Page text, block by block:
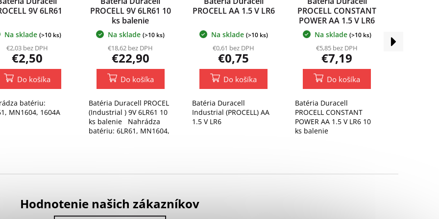
9V 6LR61
Na sklade (>10 ks)
€2,03 bez DPH
€2,50
Do košíka
batériu:
MN1604, 1604A
PROCELL 9V 6LR61 10
ks balenie
Na sklade (>10 ks)
€18,62 bez DPH
€22,90
Do košíka
Batéria Duracell PROCEL
(Industrial ) 9V 6LR61 10
ks balenie Nahrádza
batériu: 6LR61, MN1604,
PROCELL AA 1.5 V LR6
Na sklade (>10 ks)
€0,61 bez DPH
€0,75
Do košíka
Batéria Duracell
Industrial (PROCELL) AA
1.5 V LR6
PROCELL CONSTANT
POWER AA 1.5 V LR6
10 ks balenie
Na sklade (>10 ks)
€5,85 bez DPH
€7,19
Do košíka
Batéria Duracell
PROCELL CONSTANT
POWER AA 1.5 V LR6 10
ks balenie
Hodnotenie našich zákazníkov